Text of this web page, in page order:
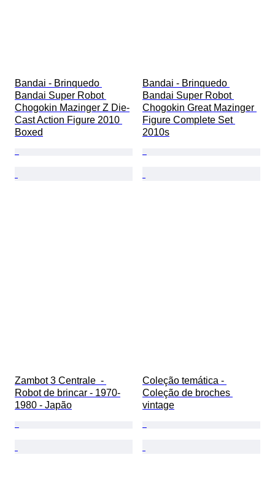
Bandai - Brinquedo
Bandai Super Robot
Chogokin Mazinger Z Die-
Cast Action Figure 2010
Boxed
Bandai - Brinquedo
Bandai Super Robot
Chogokin Great Mazinger
Figure Complete Set
2010s
Zambot 3 Centrale  -
Robot de brincar - 1970-
1980 - Japão
Coleção temática -
Coleção de broches
vintage